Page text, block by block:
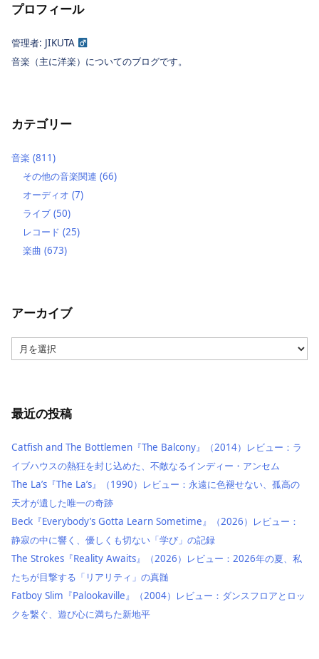
プロフィール
管理者: JIKUTA
音楽（主に洋楽）についてのブログです。
カテゴリー
音楽 (811)
その他の音楽関連 (66)
オーディオ (7)
ライブ (50)
レコード (25)
楽曲 (673)
アーカイブ
ー
最近の投稿
Catfish and The Bottlemen『The Balcony』（2014）レビュー：ラ
イブハウスの熱狂を封じ込めた、不敵なるインディー・アンセム
The La’s『The La’s』（1990）レビュー：永遠に色褪せない、孤高の
天才が遺した唯一の奇跡
Beck『Everybody’s Gotta Learn Sometime』（2026）レビュー：
静寂の中に響く、優しくも切ない「学び」の記録
The Strokes『Reality Awaits』（2026）レビュー：2026年の夏、私
たちが目撃する「リアリティ」の真髄
Fatboy Slim『Palookaville』（2004）レビュー：ダンスフロアとロッ
クを繋ぐ、遊び心に満ちた新地平